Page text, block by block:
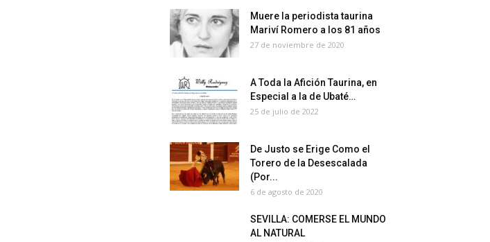
Muere la periodista taurina
Mariví Romero a los 81 años
27 de noviembre de 2020
A Toda la Afición Taurina, en
Especial a la de Ubaté…
25 de julio de 2022
De Justo se Erige Como el
Torero de la Desescalada
(Por...
6 de agosto de 2020
SEVILLA: COMERSE EL MUNDO
AL NATURAL